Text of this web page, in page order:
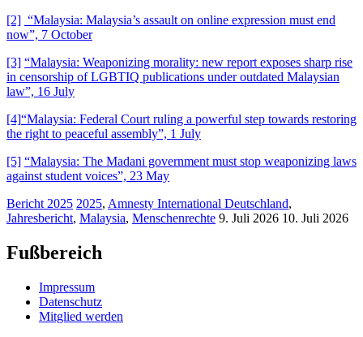
[2] “Malaysia: Malaysia’s assault on online expression must end
now”, 7 October
[3] “Malaysia: Weaponizing morality: new report exposes sharp rise
in censorship of LGBTIQ publications under outdated Malaysian
law”, 16 July
[4]“Malaysia: Federal Court ruling a powerful step towards restoring
the right to peaceful assembly”, 1 July
[5] “Malaysia: The Madani government must stop weaponizing laws
against student voices”, 23 May
Bericht 2025 2025, Amnesty International Deutschland,
Jahresbericht, Malaysia, Menschenrechte 9. Juli 2026 10. Juli 2026
Fußbereich
Impressum
Datenschutz
Mitglied werden